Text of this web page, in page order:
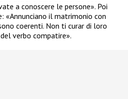
a conoscere le persone». Poi
«Annunciano il matrimonio con
coerenti. Non ti curar di loro
verbo compatire».